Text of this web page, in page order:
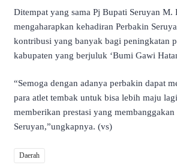
Ditempat yang sama Pj Bupati Seruyan M.
mengaharapkan kehadiran Perbakin
kontribusi yang banyak bagi peningkatan
kabupaten yang berjuluk ‘Bumi Gawi
“Semoga dengan adanya perbakin dapat
para atlet tembak untuk bisa lebih maju
memberikan prestasi yang membanggakan
Seruyan,”ungkapnya. (vs)
Daerah